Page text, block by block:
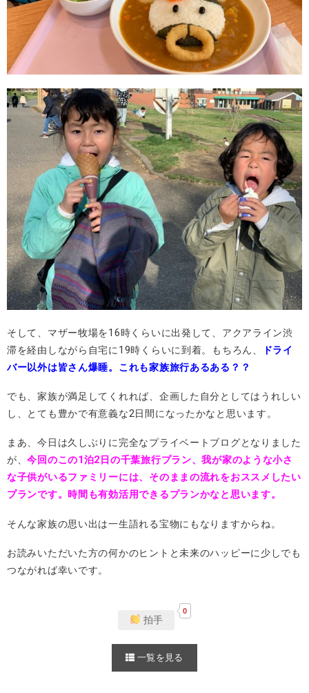
そして、マザー牧場を16時くらいに出発して、アクアライン渋
滞を経由しながら自宅に19時くらいに到着。もちろん、
ドライ
バー以外は皆さん爆睡。これも家族旅行あるある？？
でも、家族が満足してくれれば、企画した自分としてはうれしい
し、とても豊かで有意義な2日間になったかなと思います。
まあ、今日は久しぶりに完全なプライベートブログとなりました
が、今回のこの1泊2日の千葉旅行プラン、我が家のような小さ
な子供がいるファミリーには、そのままの流れをおススメしたい
プランです。時間も有効活用できるプランかなと思います。
そんな家族の思い出は一生語れる宝物にもなりますからね。
お読みいただいた方の何かのヒントと未来のハッピーに少しでも
つながれば幸いです。
拍手
0
一覧を見る